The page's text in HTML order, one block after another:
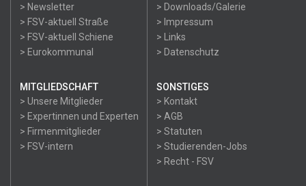
> Newsletter
> FSV-aktuell Straße
> FSV-aktuell Schiene
> Eurokommunal
> Downloads/Galerie
> Impressum
> Links
> Datenschutz
MITGLIEDSCHAFT
> Unsere Mitglieder
> Expertinnen und Experten
> Firmenmitglieder
> FSV-intern
SONSTIGES
> Kontakt
> AGB
> Statuten
> Studierenden-Jobs
> Recht - FSV